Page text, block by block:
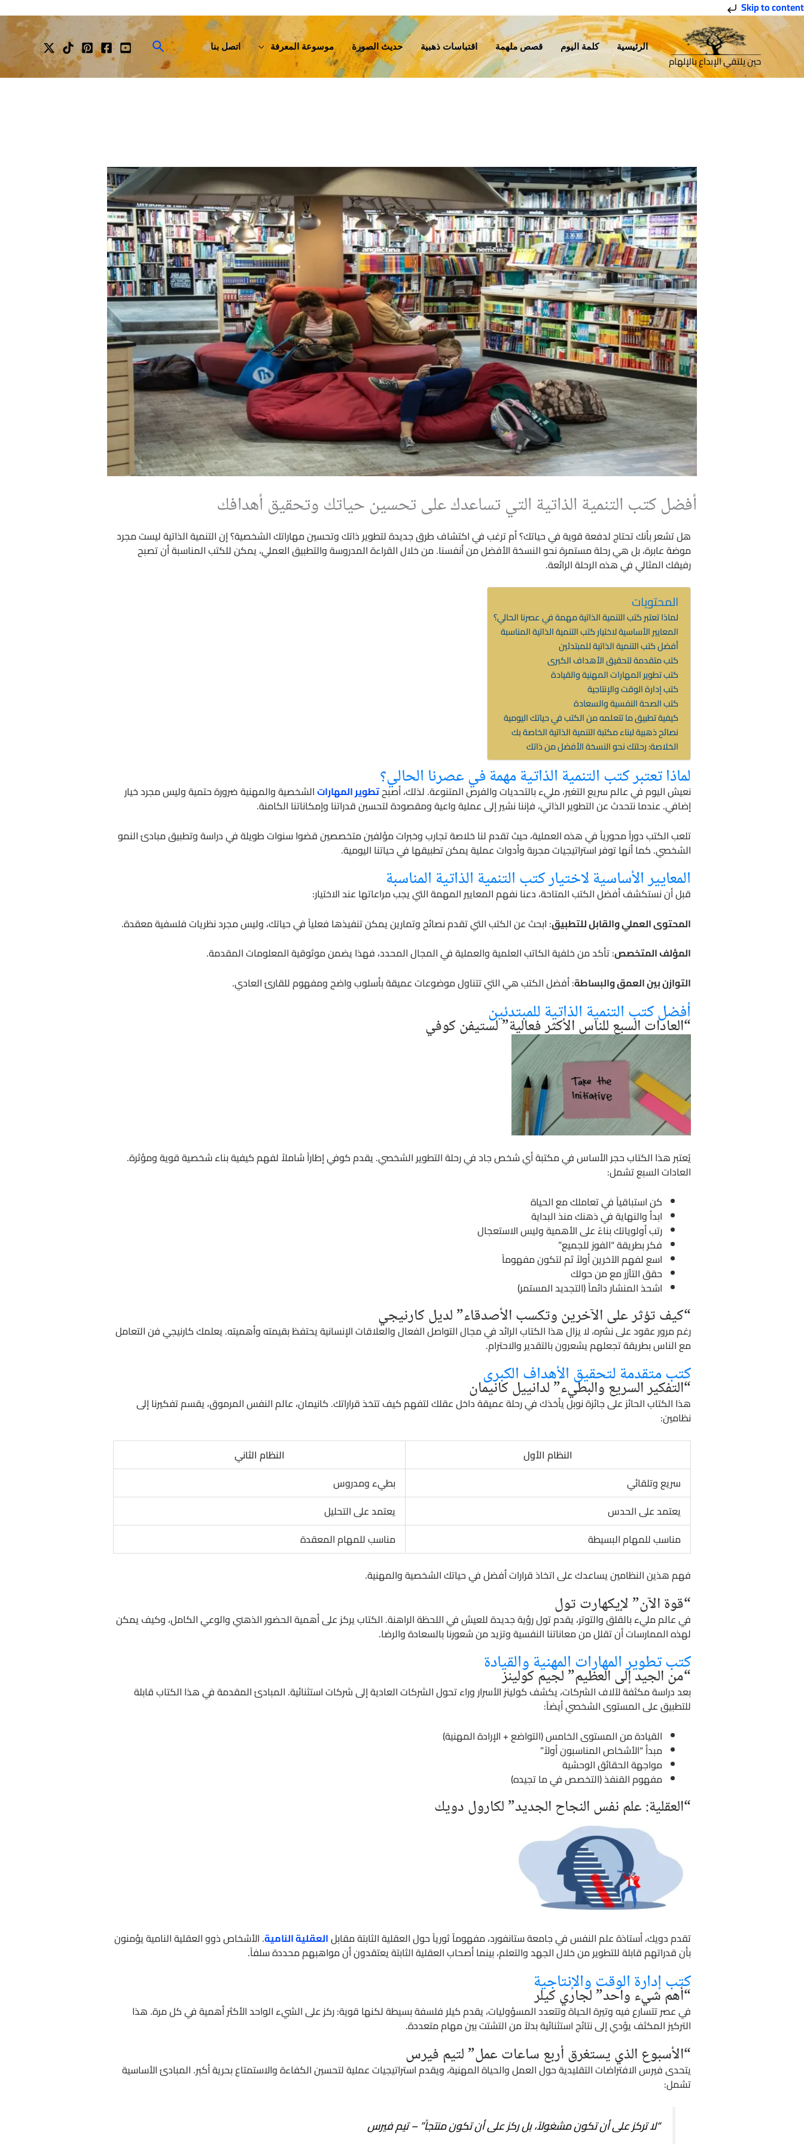
Skip to content
تخطي
إلى
المحتوى
حين يلتقي الإبداع بالإلهام
الرئيسية كلمة اليوم قصص ملهمة اقتباسات ذهبية حديث الصورة موسوعة المعرفة اتصل بنا البحث
أفضل كتب التنمية الذاتية التي تساعدك على تحسين حياتك وتحقيق أهدافك
هل تشعر بأنك تحتاج لدفعة قوية في حياتك؟ أم ترغب في اكتشاف طرق جديدة لتطوير ذاتك وتحسين مهاراتك الشخصية؟ إن التنمية الذاتية ليست مجرد
موضة عابرة، بل هي رحلة مستمرة نحو النسخة الأفضل من أنفسنا. من خلال القراءة المدروسة والتطبيق العملي، يمكن للكتب المناسبة أن تصبح
رفيقك المثالي في هذه الرحلة الرائعة.
المحتويات
لماذا تعتبر كتب التنمية الذاتية مهمة في عصرنا الحالي؟
المعايير الأساسية لاختيار كتب التنمية الذاتية المناسبة
أفضل كتب التنمية الذاتية للمبتدئين
كتب متقدمة لتحقيق الأهداف الكبرى
كتب تطوير المهارات المهنية والقيادة
كتب إدارة الوقت والإنتاجية
كتب الصحة النفسية والسعادة
كيفية تطبيق ما تتعلمه من الكتب في حياتك اليومية
نصائح ذهبية لبناء مكتبة التنمية الذاتية الخاصة بك
الخلاصة: رحلتك نحو النسخة الأفضل من ذاتك
لماذا تعتبر كتب التنمية الذاتية مهمة في عصرنا الحالي؟
نعيش اليوم في عالم سريع التغير، مليء بالتحديات والفرص المتنوعة. لذلك، أصبحتطوير المهاراتالشخصية والمهنية ضرورة حتمية وليس مجرد خيار
إضافي. عندما نتحدث عن التطوير الذاتي، فإننا نشير إلى عملية واعية ومقصودة لتحسين قدراتنا وإمكاناتنا الكامنة.
تلعب الكتب دوراً محورياً في هذه العملية، حيث تقدم لنا خلاصة تجارب وخبرات مؤلفين متخصصين قضوا سنوات طويلة في دراسة وتطبيق مبادئ النمو
الشخصي. كما أنها توفر استراتيجيات مجربة وأدوات عملية يمكن تطبيقها في حياتنا اليومية.
المعايير الأساسية لاختيار كتب التنمية الذاتية المناسبة
قبل أن نستكشف أفضل الكتب المتاحة، دعنا نفهم المعايير المهمة التي يجب مراعاتها عند الاختيار:
المحتوى العملي والقابل للتطبيق: ابحث عن الكتب التي تقدم نصائح وتمارين يمكن تنفيذها فعلياً في حياتك، وليس مجرد نظريات فلسفية معقدة.
المؤلف المتخصص: تأكد من خلفية الكاتب العلمية والعملية في المجال المحدد، فهذا يضمن موثوقية المعلومات المقدمة.
التوازن بين العمق والبساطة: أفضل الكتب هي التي تتناول موضوعات عميقة بأسلوب واضح ومفهوم للقارئ العادي.
أفضل كتب التنمية الذاتية للمبتدئين
“العادات السبع للناس الأكثر فعالية” لستيفن كوفي
يُعتبر هذا الكتاب حجر الأساس في مكتبة أي شخص جاد في رحلة التطوير الشخصي. يقدم كوفي إطاراً شاملاً لفهم كيفية بناء شخصية قوية ومؤثرة.
العادات السبع تشمل:
كن استباقياً في تعاملك مع الحياة
ابدأ والنهاية في ذهنك منذ البداية
رتب أولوياتك بناءً على الأهمية وليس الاستعجال
فكر بطريقة “الفوز للجميع”
اسع لفهم الآخرين أولاً ثم لتكون مفهوماً
حقق التآزر مع من حولك
اشحذ المنشار دائماً (التجديد المستمر)
“كيف تؤثر على الآخرين وتكسب الأصدقاء” لديل كارنيجي
رغم مرور عقود على نشره، لا يزال هذا الكتاب الرائد في مجال التواصل الفعال والعلاقات الإنسانية يحتفظ بقيمته وأهميته. يعلمك كارنيجي فن التعامل
مع الناس بطريقة تجعلهم يشعرون بالتقدير والاحترام.
كتب متقدمة لتحقيق الأهداف الكبرى
“التفكير السريع والبطيء” لدانييل كانيمان
هذا الكتاب الحائز على جائزة نوبل يأخذك في رحلة عميقة داخل عقلك لتفهم كيف تتخذ قراراتك. كانيمان، عالم النفس المرموق، يقسم تفكيرنا إلى
نظامين:
النظام الأول
النظام الثاني
سريع وتلقائي
بطيء ومدروس
يعتمد على الحدس
يعتمد على التحليل
مناسب للمهام البسيطة
مناسب للمهام المعقدة
فهم هذين النظامين يساعدك على اتخاذ قرارات أفضل في حياتك الشخصية والمهنية.
“قوة الآن” لإيكهارت تول
في عالم مليء بالقلق والتوتر، يقدم تول رؤية جديدة للعيش في اللحظة الراهنة. الكتاب يركز على أهمية الحضور الذهني والوعي الكامل، وكيف يمكن
لهذه الممارسات أن تقلل من معاناتنا النفسية وتزيد من شعورنا بالسعادة والرضا.
كتب تطوير المهارات المهنية والقيادة
“من الجيد إلى العظيم” لجيم كولينز
بعد دراسة مكثفة لآلاف الشركات، يكشف كولينز الأسرار وراء تحول الشركات العادية إلى شركات استثنائية. المبادئ المقدمة في هذا الكتاب قابلة
للتطبيق على المستوى الشخصي أيضاً:
القيادة من المستوى الخامس (التواضع + الإرادة المهنية)
مبدأ “الأشخاص المناسبون أولاً”
مواجهة الحقائق الوحشية
مفهوم القنفذ (التخصص في ما تجيده)
“العقلية: علم نفس النجاح الجديد” لكارول دويك
تقدم دويك، أستاذة علم النفس في جامعة ستانفورد، مفهوماً ثورياً حول العقلية الثابتة مقابلالعقلية النامية. الأشخاص ذوو العقلية النامية يؤمنون
بأن قدراتهم قابلة للتطوير من خلال الجهد والتعلم، بينما أصحاب العقلية الثابتة يعتقدون أن مواهبهم محددة سلفاً.
كتب إدارة الوقت والإنتاجية
“أهم شيء واحد” لجاري كيلر
في عصر تتسارع فيه وتيرة الحياة وتتعدد المسؤوليات، يقدم كيلر فلسفة بسيطة لكنها قوية: ركز على الشيء الواحد الأكثر أهمية في كل مرة. هذا
التركيز المكثف يؤدي إلى نتائج استثنائية بدلاً من التشتت بين مهام متعددة.
“الأسبوع الذي يستغرق أربع ساعات عمل” لتيم فيرس
يتحدى فيرس الافتراضات التقليدية حول العمل والحياة المهنية، ويقدم استراتيجيات عملية لتحسين الكفاءة والاستمتاع بحرية أكبر. المبادئ الأساسية
تشمل:
“لا تركز على أن تكون مشغولاً، بل ركز على أن تكون منتجاً” – تيم فيرس